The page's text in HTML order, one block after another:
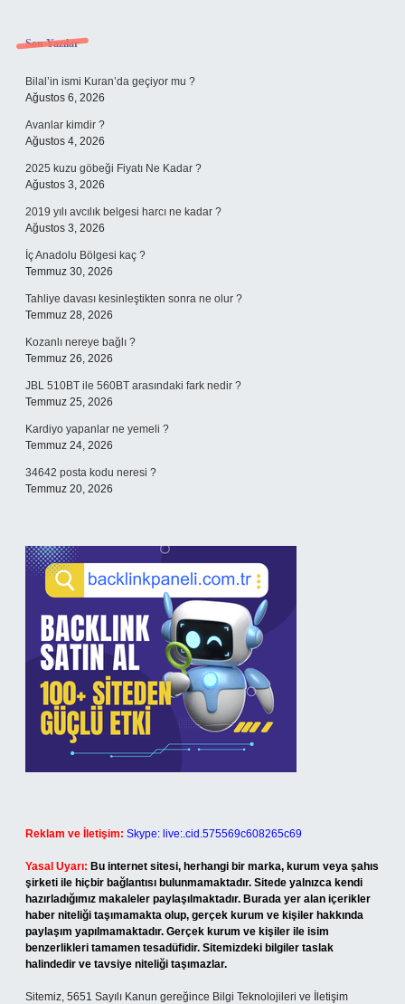
Sidebar
Son Yazılar
Bilal’in ismi Kuran’da geçiyor mu ?
Ağustos 6, 2026
Avanlar kimdir ?
Ağustos 4, 2026
2025 kuzu göbeği Fiyatı Ne Kadar ?
Ağustos 3, 2026
2019 yılı avcılık belgesi harcı ne kadar ?
Ağustos 3, 2026
İç Anadolu Bölgesi kaç ?
Temmuz 30, 2026
Tahliye davası kesinleştikten sonra ne olur ?
Temmuz 28, 2026
Kozanlı nereye bağlı ?
Temmuz 26, 2026
JBL 510BT ile 560BT arasındaki fark nedir ?
Temmuz 25, 2026
Kardiyo yapanlar ne yemeli ?
Temmuz 24, 2026
34642 posta kodu neresi ?
Temmuz 20, 2026
Reklam ve İletişim: Skype: live:.cid.575569c608265c69
Yasal Uyarı: Bu internet sitesi, herhangi bir marka, kurum veya şahıs
şirketi ile hiçbir bağlantısı bulunmamaktadır. Sitede yalnızca kendi
hazırladığımız makaleler paylaşılmaktadır. Burada yer alan içerikler
haber niteliği taşımamakta olup, gerçek kurum ve kişiler hakkında
paylaşım yapılmamaktadır. Gerçek kurum ve kişiler ile isim
benzerlikleri tamamen tesadüfidir. Sitemizdeki bilgiler taslak
halindedir ve tavsiye niteliği taşımazlar.
Sitemiz, 5651 Sayılı Kanun gereğince Bilgi Teknolojileri ve İletişim